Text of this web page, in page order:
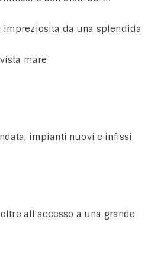
da una splendida
mare
impianti nuovi e infissi
all'accesso a una grande